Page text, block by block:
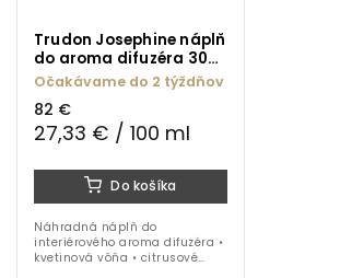
Trudon Josephine náplň
do aroma difuzéra 300
ml
Očakávame do 2 týždňov
82 €
27,33 € / 100 ml
Do košíka
Náhradná náplň do
interiérového aroma difuzéra •
kvetinová vôňa • citrusové